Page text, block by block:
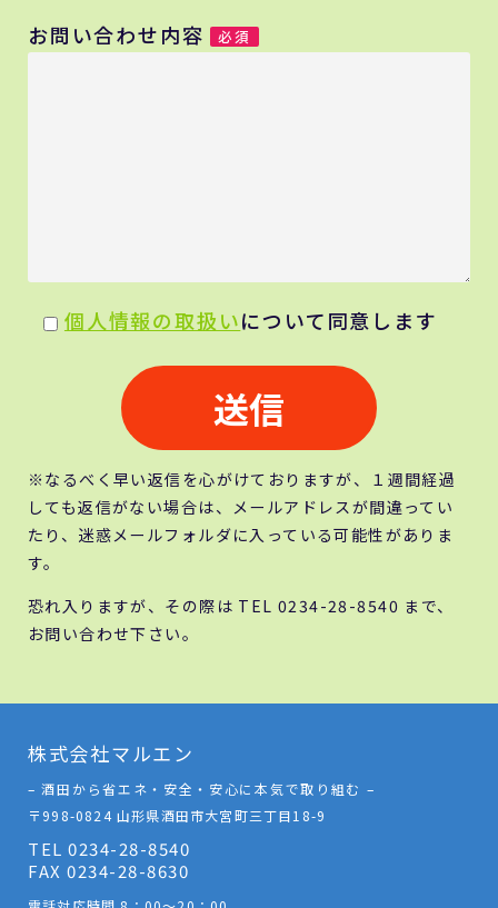
お問い合わせ内容 必須
個人情報の取扱いについて同意します
※なるべく早い返信を心がけておりますが、１週間経過
しても返信がない場合は、メールアドレスが間違ってい
たり、迷惑メールフォルダに入っている可能性がありま
す。
恐れ入りますが、その際は TEL 0234-28-8540 まで、
お問い合わせ下さい。
株式会社マルエン
– 酒田から省エネ・安全・安心に本気で取り組む –
〒998-0824 山形県酒田市大宮町三丁目18-9
TEL 0234-28-8540
FAX 0234-28-8630